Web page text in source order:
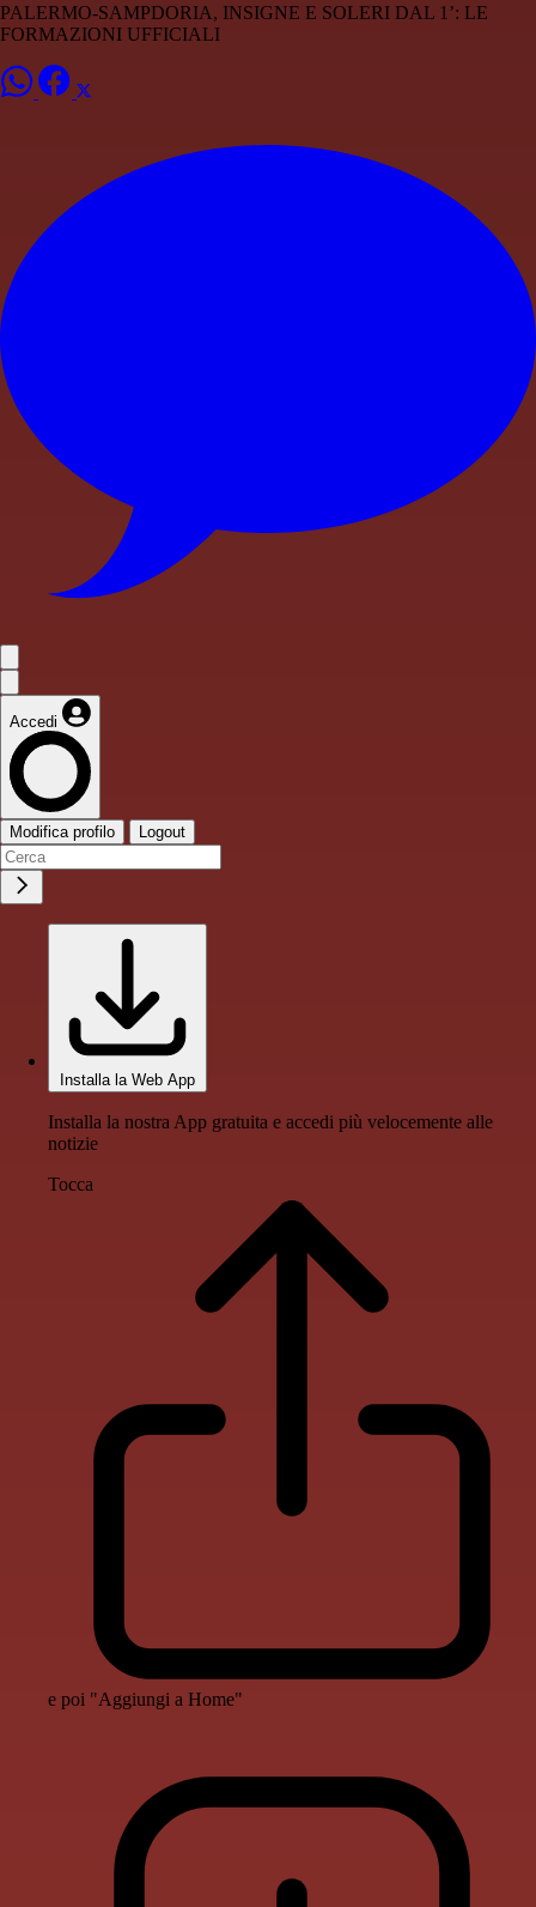
PALERMO-SAMPDORIA, INSIGNE E SOLERI DAL 1’: LE
FORMAZIONI UFFICIALI
Accedi
Modifica profilo Logout
Installa la Web App
Installa la nostra App gratuita e accedi più velocemente alle
notizie
Tocca
e poi "Aggiungi a Home"